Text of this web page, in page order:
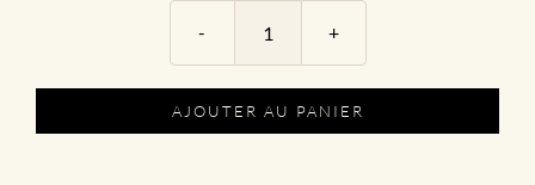
quantité
de
Vin
Doux
AJOUTER AU PANIER